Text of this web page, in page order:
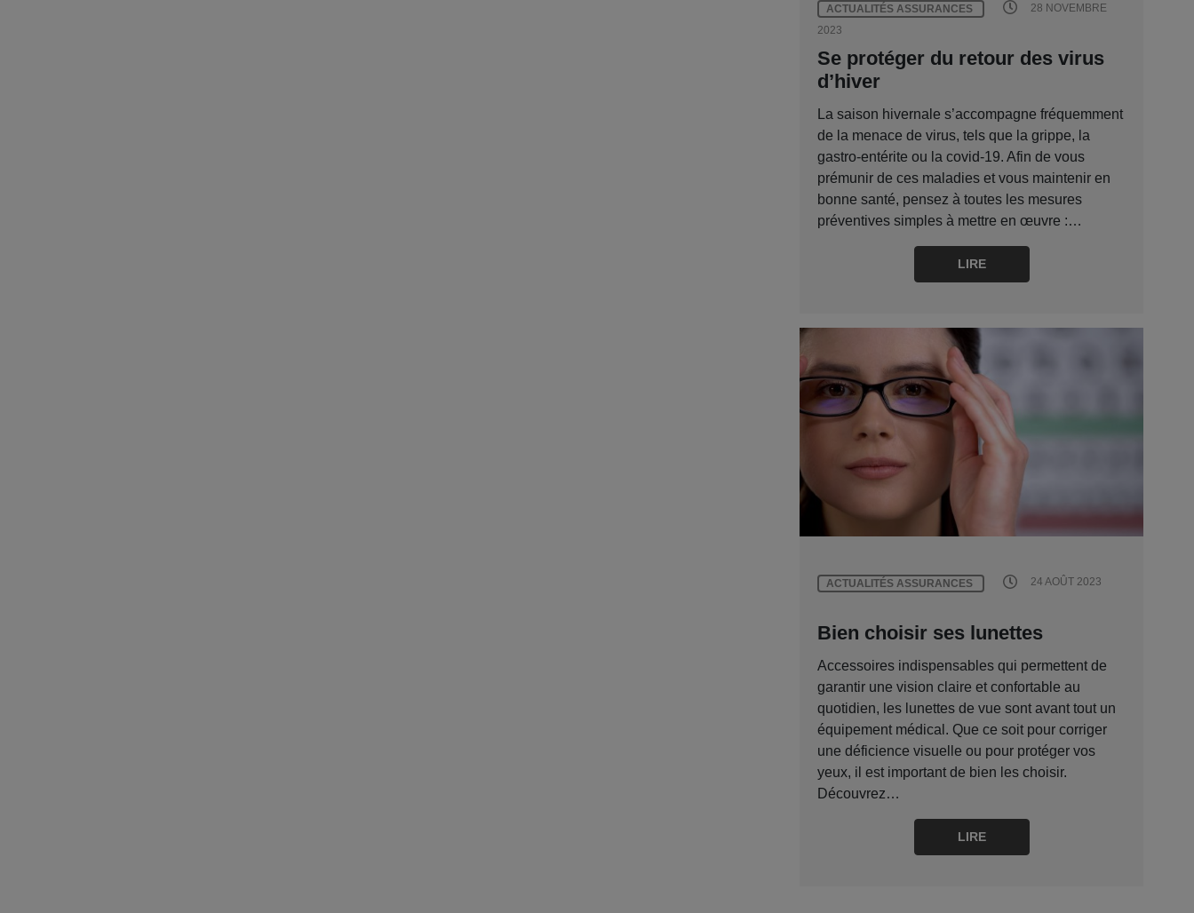
ACTUALITÉS ASSURANCES
28 NOVEMBRE
2023
Se protéger du retour des virus
d’hiver
La saison hivernale s’accompagne fréquemment
de la menace de virus, tels que la grippe, la
gastro-entérite ou la covid-19. Afin de vous
prémunir de ces maladies et vous maintenir en
bonne santé, pensez à toutes les mesures
préventives simples à mettre en œuvre :…
LIRE
ACTUALITÉS ASSURANCES 24 AOÛT 2023
Bien choisir ses lunettes
Accessoires indispensables qui permettent de
garantir une vision claire et confortable au
quotidien, les lunettes de vue sont avant tout un
équipement médical. Que ce soit pour corriger
une déficience visuelle ou pour protéger vos
yeux, il est important de bien les choisir.
Découvrez…
LIRE